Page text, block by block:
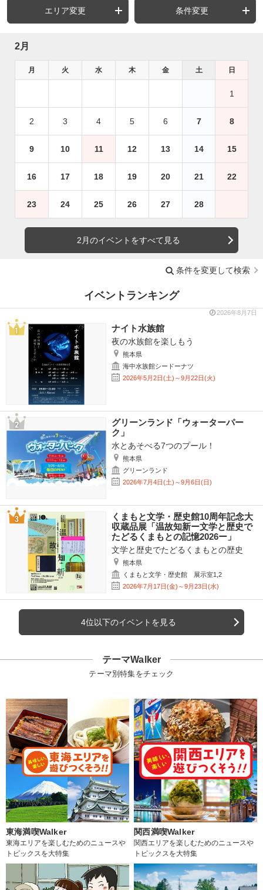
エリア変更 条件変更
2月
月 火 水 木 金 土 日
1
2 3 4 5 6 7 8
9 10 11 12 13 14 15
16 17 18 19 20 21 22
23 24 25 26 27 28
2月のイベントをすべて見る
条件を変更して検索
イベントランキング
2026年8月7日
ナイト水族館
夜の水族館を楽しもう
熊本県
海中水族館シードーナツ
2026年5月2日(土)～9月22日(火)
グリーンランド「ウォーターパー
ク」
水とあそべる7つのプール！
熊本県
グリーンランド
2026年7月4日(土)～9月6日(日)
くまもと文学・歴史館10周年記念大
収蔵品展「温故知新ー文学と歴史で
たどるくまもとの記憶2026ー」
文学と歴史でたどるくまもとの歴史
熊本県
くまもと文学・歴史館 展示室1,2
2026年7月17日(金)～9月23日(水)
4位以下のイベントを見る
テーマWalker
テーマ別特集をチェック
東海満喫Walker
東海エリアを楽しむためのニュースや
トピックスを大特集
関西満喫Walker
関西エリアを楽しむためのニュースや
トピックスを大特集